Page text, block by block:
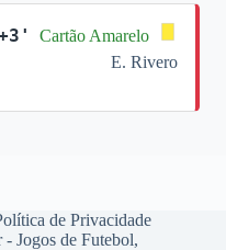
Cartão Amarelo
E. Rivero
de Privacidade
Jogos de Futebol,